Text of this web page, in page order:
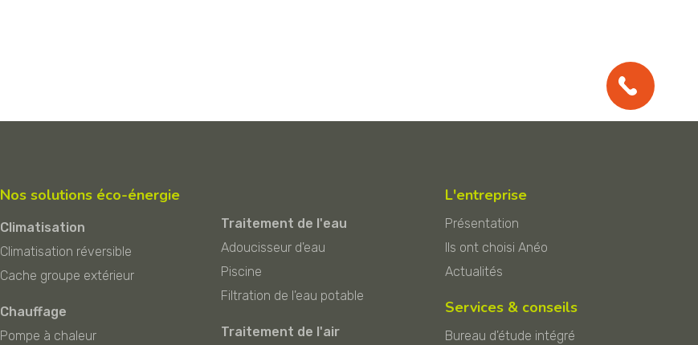
Nos solutions éco-énergie
Climatisation
Climatisation réversible
Cache groupe extérieur
Chauffage
Pompe à chaleur
Traitement de l'eau
Adoucisseur d'eau
Piscine
Filtration de l'eau potable
Traitement de l'air
L'entreprise
Présentation
Ils ont choisi Anéo
Actualités
Services & conseils
Bureau d'étude intégré